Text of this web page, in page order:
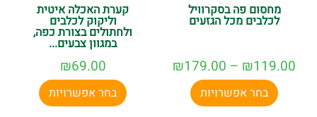
מחסום פה בסקרוויל
לכלבים מכל הגזעים
₪119.00
–
₪179.00
בחר אפשרויות
קערת האכלה איטית
וליקוק לכלבים
ולחתולים בצורת כפה,
במגוון צבעים...
₪69.00
בחר אפשרויות